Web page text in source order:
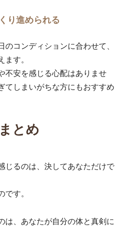
り進められる
のコンディションに合わせて、
ます。
不安を感じる心配はありませ
てしまいがちな方にもおすすめ
まとめ
じるのは、決してあなただけで
です。
は、あなたが自分の体と真剣に